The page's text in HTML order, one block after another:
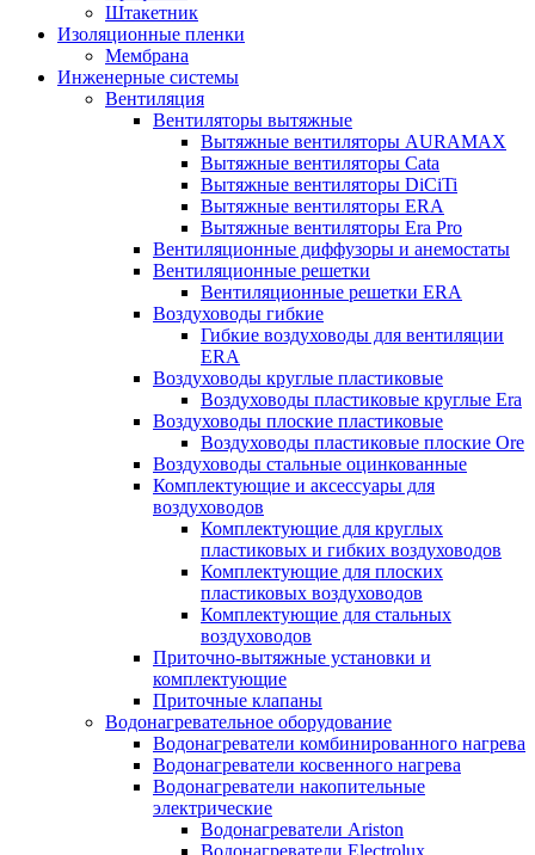
Штакетник
Изоляционные пленки
Мембрана
Инженерные системы
Вентиляция
Вентиляторы вытяжные
Вытяжные вентиляторы AURAMAX
Вытяжные вентиляторы Cata
Вытяжные вентиляторы DiCiTi
Вытяжные вентиляторы ERA
Вытяжные вентиляторы Era Pro
Вентиляционные диффузоры и анемостаты
Вентиляционные решетки
Вентиляционные решетки ERA
Воздуховоды гибкие
Гибкие воздуховоды для вентиляции
ERA
Воздуховоды круглые пластиковые
Воздуховоды пластиковые круглые Era
Воздуховоды плоские пластиковые
Воздуховоды пластиковые плоские Ore
Воздуховоды стальные оцинкованные
Комплектующие и аксессуары для
воздуховодов
Комплектующие для круглых
пластиковых и гибких воздуховодов
Комплектующие для плоских
пластиковых воздуховодов
Комплектующие для стальных
воздуховодов
Приточно-вытяжные установки и
комплектующие
Приточные клапаны
Водонагревательное оборудование
Водонагреватели комбинированного нагрева
Водонагреватели косвенного нагрева
Водонагреватели накопительные
электрические
Водонагреватели Ariston